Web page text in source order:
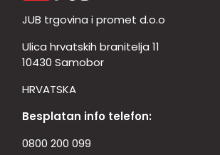
JUB trgovina i promet d.o.o
Ulica hrvatskih branitelja 11
10430 Samobor
HRVATSKA
Besplatan info telefon:
0800 200 099